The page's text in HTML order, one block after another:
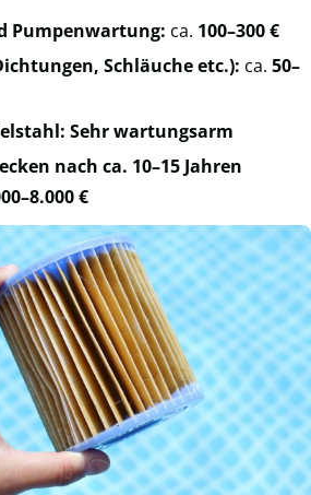
Pumpenwartung: ca. 100–300 €
Schläuche etc.): ca. 50–
Sehr wartungsarm
nach ca. 10–15 Jahren
€